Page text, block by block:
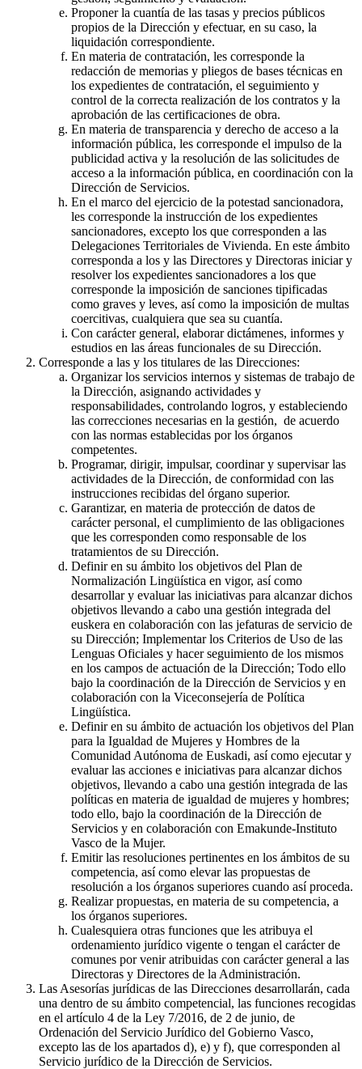
Proponer la cuantía de las tasas y precios públicos
propios de la Dirección y efectuar, en su caso, la
liquidación correspondiente.
En materia de contratación, les corresponde la
redacción de memorias y pliegos de bases técnicas en
los expedientes de contratación, el seguimiento y
control de la correcta realización de los contratos y la
aprobación de las certificaciones de obra.
En materia de transparencia y derecho de acceso a la
información pública, les corresponde el impulso de la
publicidad activa y la resolución de las solicitudes de
acceso a la información pública, en coordinación con la
Dirección de Servicios.
En el marco del ejercicio de la potestad sancionadora,
les corresponde la instrucción de los expedientes
sancionadores, excepto los que corresponden a las
Delegaciones Territoriales de Vivienda. En este ámbito
corresponda a los y las Directores y Directoras iniciar y
resolver los expedientes sancionadores a los que
corresponde la imposición de sanciones tipificadas
como graves y leves, así como la imposición de multas
coercitivas, cualquiera que sea su cuantía.
Con carácter general, elaborar dictámenes, informes y
estudios en las áreas funcionales de su Dirección.
Corresponde a las y los titulares de las Direcciones:
Organizar los servicios internos y sistemas de trabajo de
la Dirección, asignando actividades y
responsabilidades, controlando logros, y estableciendo
las correcciones necesarias en la gestión, de acuerdo
con las normas establecidas por los órganos
competentes.
Programar, dirigir, impulsar, coordinar y supervisar las
actividades de la Dirección, de conformidad con las
instrucciones recibidas del órgano superior.
Garantizar, en materia de protección de datos de
carácter personal, el cumplimiento de las obligaciones
que les corresponden como responsable de los
tratamientos de su Dirección.
Definir en su ámbito los objetivos del Plan de
Normalización Lingüística en vigor, así como
desarrollar y evaluar las iniciativas para alcanzar dichos
objetivos llevando a cabo una gestión integrada del
euskera en colaboración con las jefaturas de servicio de
su Dirección; Implementar los Criterios de Uso de las
Lenguas Oficiales y hacer seguimiento de los mismos
en los campos de actuación de la Dirección; Todo ello
bajo la coordinación de la Dirección de Servicios y en
colaboración con la Viceconsejería de Política
Lingüística.
Definir en su ámbito de actuación los objetivos del Plan
para la Igualdad de Mujeres y Hombres de la
Comunidad Autónoma de Euskadi, así como ejecutar y
evaluar las acciones e iniciativas para alcanzar dichos
objetivos, llevando a cabo una gestión integrada de las
políticas en materia de igualdad de mujeres y hombres;
todo ello, bajo la coordinación de la Dirección de
Servicios y en colaboración con Emakunde-Instituto
Vasco de la Mujer.
Emitir las resoluciones pertinentes en los ámbitos de su
competencia, así como elevar las propuestas de
resolución a los órganos superiores cuando así proceda.
Realizar propuestas, en materia de su competencia, a
los órganos superiores.
Cualesquiera otras funciones que les atribuya el
ordenamiento jurídico vigente o tengan el carácter de
comunes por venir atribuidas con carácter general a las
Directoras y Directores de la Administración.
Las Asesorías jurídicas de las Direcciones desarrollarán, cada
una dentro de su ámbito competencial, las funciones recogidas
en el artículo 4 de la Ley 7/2016, de 2 de junio, de
Ordenación del Servicio Jurídico del Gobierno Vasco,
excepto las de los apartados d), e) y f), que corresponden al
Servicio jurídico de la Dirección de Servicios.